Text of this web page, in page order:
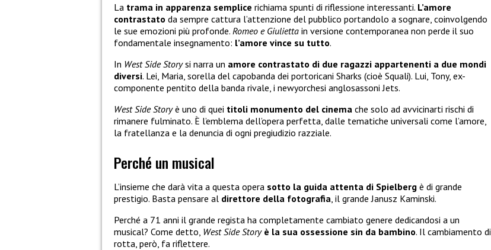
La trama in apparenza semplice richiama spunti di riflessione interessanti. L’amore
contrastato da sempre cattura l’attenzione del pubblico portandolo a sognare, coinvolgendo
le sue emozioni più profonde. Romeo e Giulietta in versione contemporanea non perde il suo
fondamentale insegnamento: l’amore vince su tutto.
In West Side Storysi narra un amore contrastato di due ragazzi appartenenti a due mondi
diversi. Lei, Maria, sorella del capobanda dei portoricani Sharks (cioè Squali). Lui, Tony, ex-
componente pentito della banda rivale, i newyorchesi anglosassoni Jets.
West Side Storyè uno di quei titoli monumento del cinema che solo ad avvicinarti rischi di
rimanere fulminato. È l’emblema dell’opera perfetta, dalle tematiche universali come l’amore,
la fratellanza e la denuncia di ogni pregiudizio razziale.
Perché un musical
L’insieme che darà vita a questa opera sotto la guida attenta di Spielberg è di grande
prestigio. Basta pensare al direttore della fotografia , il grande Janusz Kaminski.
Perché a 71 anni il grande regista ha completamente cambiato genere dedicandosi a un
musical? Come detto, West Side Story è la sua ossessione sin da bambino. Il cambiamento di
rotta, però, fa riflettere.